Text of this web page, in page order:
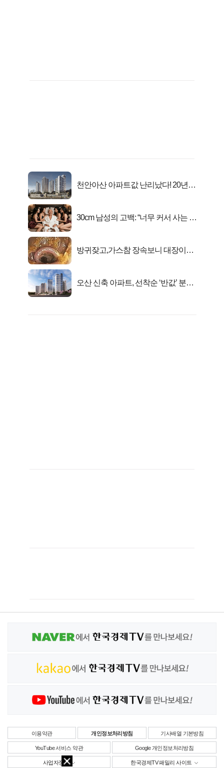
천안아산 아파트값 난리났다! 20년
30cm 남성의 고백: “너무 커서 사는 게
방귀잦고,가스참 장속보니 대장이아
오산 신축 아파트, 선착순 ‘반값’ 분양
이용약관 개인정보처리방침 기사배열 기본방침
YouTube 서비스 약관 Google 개인정보처리방침
사업자정보 한국경제TV 패밀리 사이트